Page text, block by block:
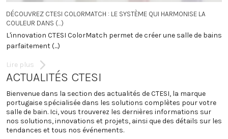
DÉCOUVREZ CTESI COLORMATCH : LE SYSTÈME QUI HARMONISE LA
COULEUR DANS (...)
L'innovation CTESI ColorMatch permet de créer une salle de bains
parfaitement (...)
Lire plus
ACTUALITÉS CTESI
Bienvenue dans la section des actualités de CTESI, la marque
portugaise spécialisée dans les solutions complètes pour votre
salle de bain. Ici, vous trouverez les dernières informations sur
nos solutions, innovations et projets, ainsi que des détails sur les
tendances et tous nos événements.